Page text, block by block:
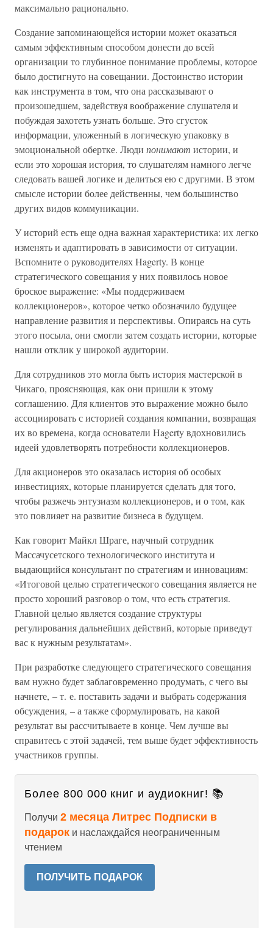
максимально рационально.
Создание запоминающейся истории может оказаться
самым эффективным способом донести до всей
организации то глубинное понимание проблемы, которое
было достигнуто на совещании. Достоинство истории
как инструмента в том, что она рассказывают о
произошедшем, задействуя воображение слушателя и
побуждая захотеть узнать больше. Это сгусток
информации, уложенный в логическую упаковку в
эмоциональной обертке. Люди понимают истории, и
если это хорошая история, то слушателям намного легче
следовать вашей логике и делиться ею с другими. В этом
смысле истории более действенны, чем большинство
других видов коммуникации.
У историй есть еще одна важная характеристика: их легко
изменять и адаптировать в зависимости от ситуации.
Вспомните о руководителях Hagerty. В конце
стратегического совещания у них появилось новое
броское выражение: «Мы поддерживаем
коллекционеров», которое четко обозначило будущее
направление развития и перспективы. Опираясь на суть
этого посыла, они смогли затем создать истории, которые
нашли отклик у широкой аудитории.
Для сотрудников это могла быть история мастерской в
Чикаго, проясняющая, как они пришли к этому
соглашению. Для клиентов это выражение можно было
ассоциировать с историей создания компании, возвращая
их во времена, когда основатели Hagerty вдохновились
идеей удовлетворять потребности коллекционеров.
Для акционеров это оказалась история об особых
инвестициях, которые планируется сделать для того,
чтобы разжечь энтузиазм коллекционеров, и о том, как
это повлияет на развитие бизнеса в будущем.
Как говорит Майкл Шраге, научный сотрудник
Массачусетского технологического института и
выдающийся консультант по стратегиям и инновациям:
«Итоговой целью стратегического совещания является не
просто хороший разговор о том, что есть стратегия.
Главной целью является создание структуры
регулирования дальнейших действий, которые приведут
вас к нужным результатам».
При разработке следующего стратегического совещания
вам нужно будет заблаговременно продумать, с чего вы
начнете, – т. е. поставить задачи и выбрать содержания
обсуждения, – а также сформулировать, на какой
результат вы рассчитываете в конце. Чем лучше вы
справитесь с этой задачей, тем выше будет эффективность
участников группы.
Более 800 000 книг и аудиокниг! 📚
Получи 2 месяца Литрес Подписки в
подарок и наслаждайся неограниченным
чтением
ПОЛУЧИТЬ ПОДАРОК